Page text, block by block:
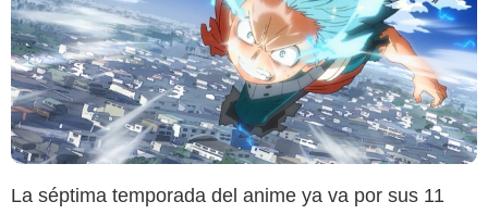
La séptima temporada del anime ya va por sus 11